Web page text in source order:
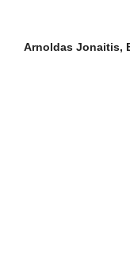
Arnoldas Jonaitis,